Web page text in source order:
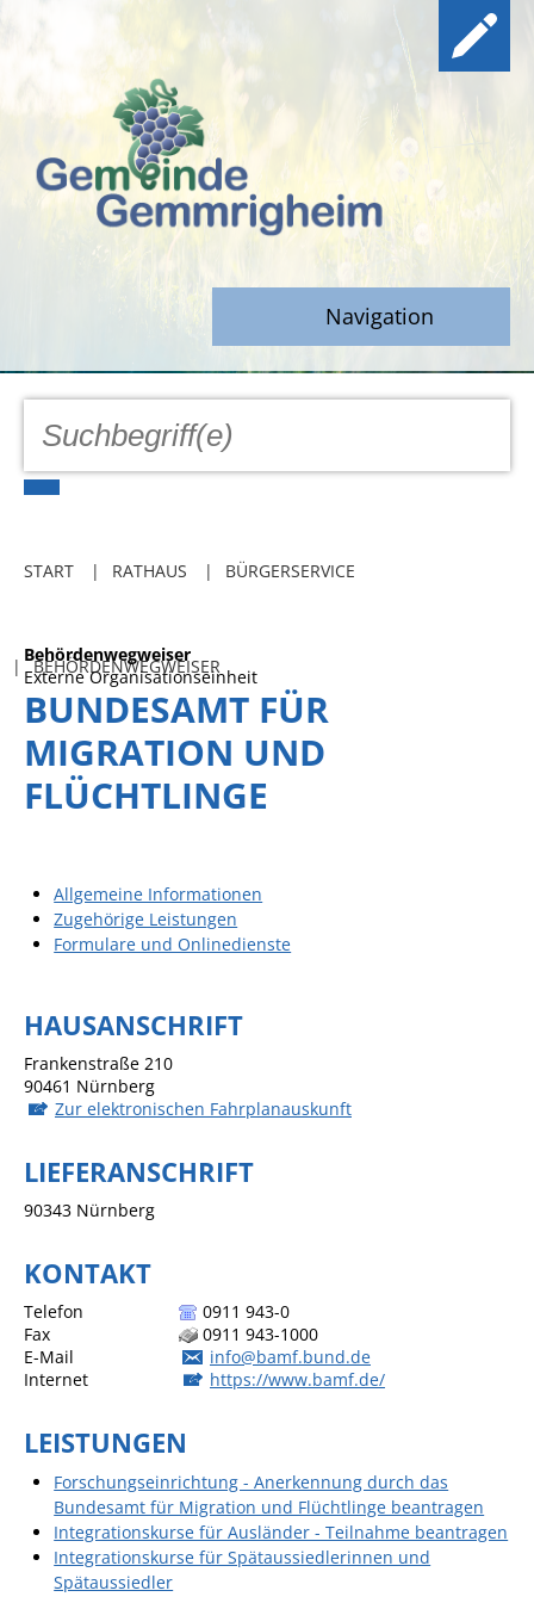
Navigation
GEMEINDE
Freibadkarten
Parkraumkonzept
Grundschule
Mensa
Gemeindebücherei
Sportstätten
Friedhof
Kläranlage
Netzmonitor der NetzeBW
Gemmrigheimer
Infokalender
START RATHAUS BÜRGERSERVICE
BEHÖRDENWEGWEISER
Behördenwegweiser
Externe Organisationseinheit
BUNDESAMT FÜR
MIGRATION UND
FLÜCHTLINGE
Allgemeine Informationen
Zugehörige Leistungen
Formulare und Onlinedienste
HAUSANSCHRIFT
Frankenstraße 210
90461 Nürnberg
Zur elektronischen Fahrplanauskunft
LIEFERANSCHRIFT
90343 Nürnberg
KONTAKT
Telefon
0911 943-0
Fax
0911 943-1000
E-Mail
info@bamf.bund.de
Internet
https://www.bamf.de/
LEISTUNGEN
Forschungseinrichtung - Anerkennung durch das
Bundesamt für Migration und Flüchtlinge beantragen
Integrationskurse für Ausländer - Teilnahme beantragen
Integrationskurse für Spätaussiedlerinnen und
Spätaussiedler